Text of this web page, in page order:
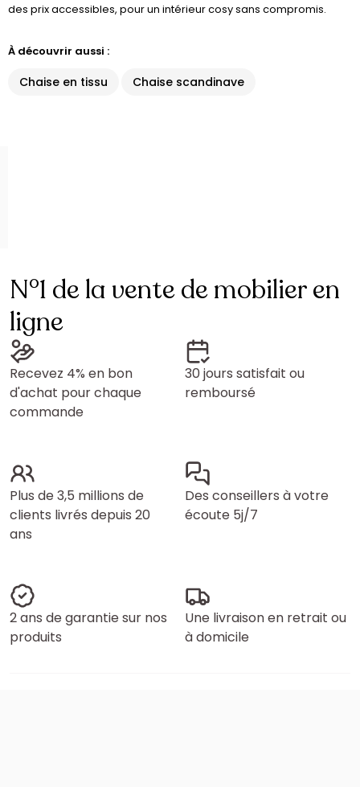
des prix accessibles, pour un intérieur cosy sans compromis.
À découvrir aussi :
Chaise en tissu Chaise scandinave
N°1 de la vente de mobilier en
ligne
Recevez 4% en bon
d'achat pour chaque
commande
30 jours satisfait ou
remboursé
Plus de 3,5 millions de
clients livrés depuis 20
ans
Des conseillers à votre
écoute 5j/7
2 ans de garantie sur nos
produits
Une livraison en retrait ou
à domicile